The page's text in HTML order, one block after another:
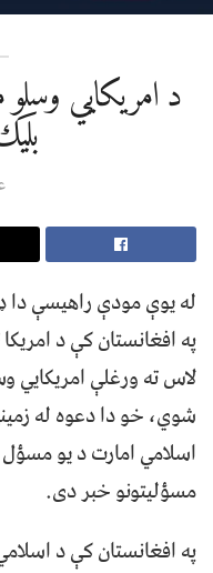
د امريکايي
له یوې مودې راهیسې دا
په افغانستان کې د
لاس ته ورغلې امريکايي
شوي، خو دا دعوه له
اسلامي امارت د يو
مسؤليتونو خبر دی.
په افغانستان کې د